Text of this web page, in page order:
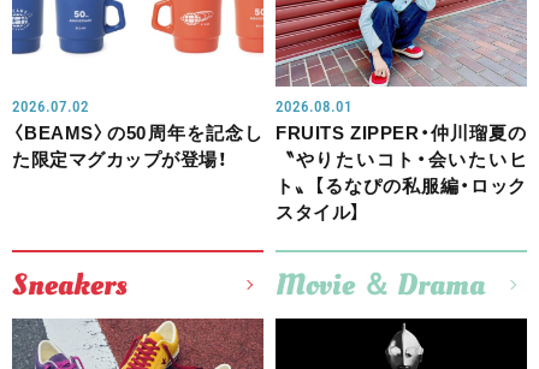
2026.07.02
〈BEAMS〉の50周年を記念し
た限定マグカップが登場！
2026.08.01
FRUITS ZIPPER・仲川瑠夏の
〝やりたいコト・会いたいヒ
ト〟【るなぴの私服編・ロック
スタイル】
Sneakers Movie ＆ Drama